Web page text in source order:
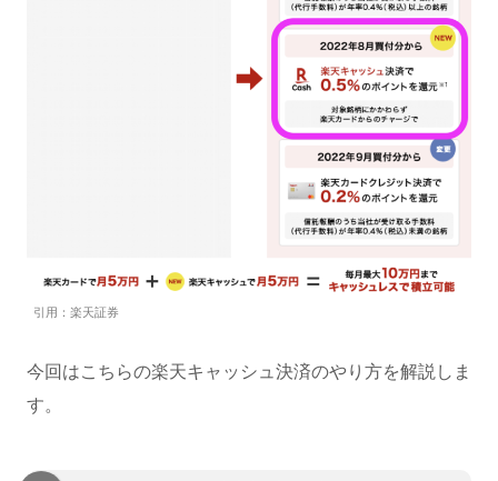
引用：楽天証券
今回はこちらの楽天キャッシュ決済のやり方を解説しま
す。